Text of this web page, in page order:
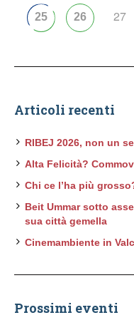
25 26 27
Articoli recenti
RIBEJ 2026, non un
Alta Felicità?
Chi ce l’ha più
Beit Ummar sotto
sua città gemella
Cinemambiente in
Prossimi eventi